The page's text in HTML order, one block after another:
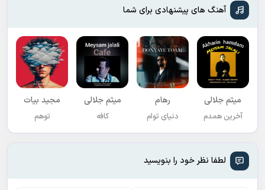
آهنگ های پیشنهادی برای شما
میثم جلالی
آخرین همدم
رهام
دنیای توام
میثم جلالی
کافه
مجید بیات
توهم
لطفا نظر خود را بنویسید